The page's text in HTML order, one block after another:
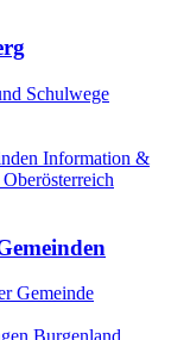
Schulwege
Information &
Oberösterreich
Gemeinde